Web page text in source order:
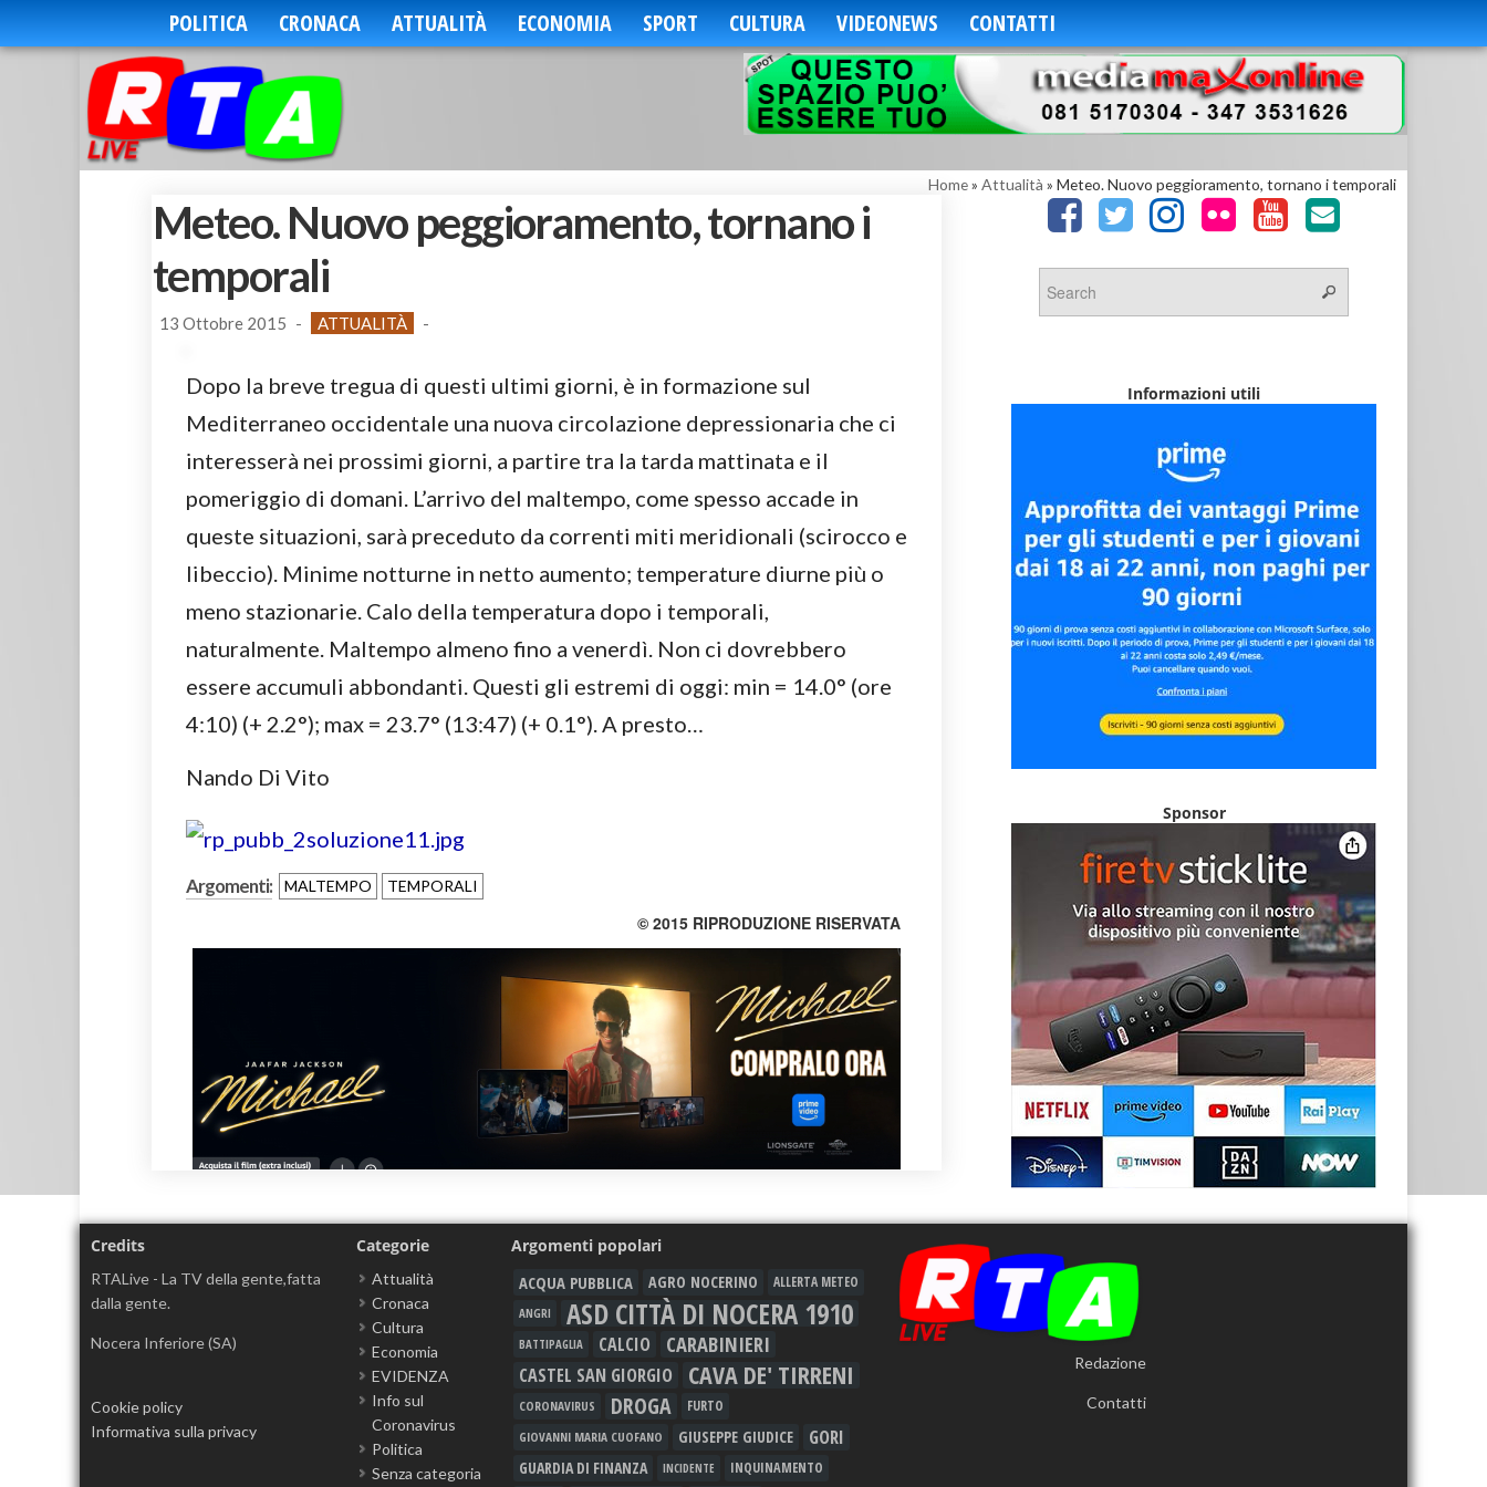
POLITICA CRONACA ATTUALITÀ ECONOMIA SPORT CULTURA VIDEONEWS CONTATTI
Home» Attualità » Meteo. Nuovo peggioramento, tornano i temporali
Meteo. Nuovo peggioramento, tornano i
temporali
13 Ottobre 2015 - ATTUALITÀ -
Dopo la breve tregua di questi ultimi giorni, è in formazione sul
Mediterraneo occidentale una nuova circolazione depressionaria che ci
interesserà nei prossimi giorni, a partire tra la tarda mattinata e il
pomeriggio di domani. L’arrivo del maltempo, come spesso accade in
queste situazioni, sarà preceduto da correnti miti meridionali (scirocco e
libeccio). Minime notturne in netto aumento; temperature diurne più o
meno stazionarie. Calo della temperatura dopo i temporali,
naturalmente. Maltempo almeno fino a venerdì. Non ci dovrebbero
essere accumuli abbondanti. Questi gli estremi di oggi: min = 14.0° (ore
4:10) (+ 2.2°); max = 23.7° (13:47) (+ 0.1°). A presto…
Nando Di Vito
Argomenti: MALTEMPO TEMPORALI
© 2015 RIPRODUZIONE RISERVATA
Informazioni utili
Sponsor
Credits
RTALive - La TV della gente,fatta
dalla gente.
Nocera Inferiore (SA)
Cookie policy
Informativa sulla privacy
Categorie
Attualità
Cronaca
Cultura
Economia
EVIDENZA
Info sul
Coronavirus
Politica
Senza categoria
Argomenti popolari
ACQUA PUBBLICA AGRO NOCERINO
ALLERTA METEO
ANGRI
ASD CITTÀ DI NOCERA 1910
BATTIPAGLIA CALCIO CARABINIERI
CASTEL SAN GIORGIO CAVA DE' TIRRENI
CORONAVIRUS DROGA FURTO
GIOVANNI MARIA CUOFANO GIUSEPPE GIUDICE GORI
GUARDIA DI FINANZA INCIDENTE INQUINAMENTO
Redazione
Contatti